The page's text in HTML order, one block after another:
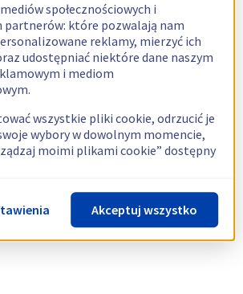
społecznościowych i
partnerów: które pozwalają nam
reklamy, mierzyć ich
udostępniać niektóre dane naszym
i mediom
wszystkie pliki cookie, odrzucić je
wybory w dowolnym momencie,
moimi plikami cookie” dostępny
znajdziesz w naszejpolityce
plików cookie.
Akceptuj wszystko